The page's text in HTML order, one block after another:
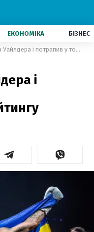
ЕКОНОМІКА БІЗНЕС
Усик обійшов Уайлдера і потрапив у топ-3 авторитетного рейтингу
і